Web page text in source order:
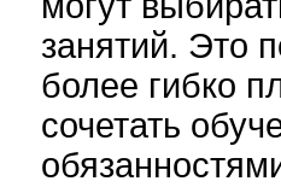
занятий. Это
более гибко
сочетать